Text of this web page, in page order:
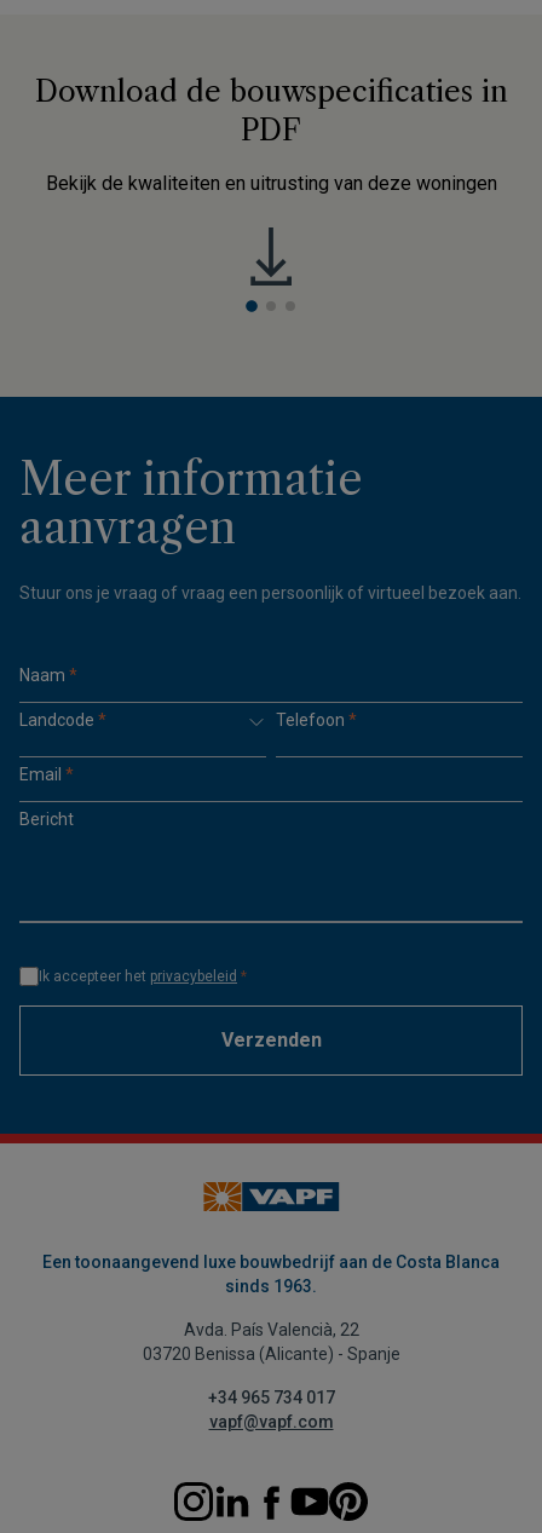
Download de bouwspecificaties in
PDF
Bekijk de kwaliteiten en uitrusting van deze woningen
Meer informatie
aanvragen
Stuur ons je vraag of vraag een persoonlijk of virtueel bezoek aan.
Naam *
Landcode * Telefoon *
Email *
Bericht
Ik accepteer het privacybeleid *
Verzenden
Een toonaangevend luxe bouwbedrijf aan de Costa Blanca
sinds 1963.
Avda. País Valencià, 22
03720 Benissa (Alicante) - Spanje
+34 965 734 017
vapf@vapf.com